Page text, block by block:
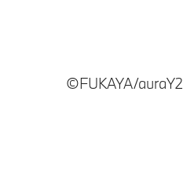
©︎FUKAYA/auraY2